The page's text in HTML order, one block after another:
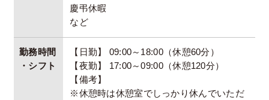
慶弔休暇
など
勤務時間
・シフト
【日勤】 09:00～18:00（休憩60分）
【夜勤】 17:00～09:00（休憩120分）
【備考】
※休憩時は休憩室でしっかり休んでいただ